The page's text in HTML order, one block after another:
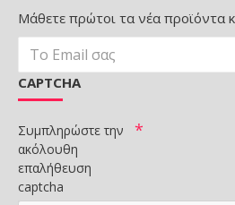
Μάθετε πρώτοι τα νέα προϊόντα
CAPTCHA
Συμπληρώστε την
ακόλουθη
επαλήθευση
captcha